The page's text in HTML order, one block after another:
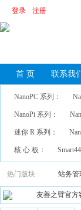
登录 注册
首 页 联系我
NanoPC 系列：
NanoPi 系列：
迷你 R 系列：
核 心 板：
热门版块: 站务管
友善之臂官方